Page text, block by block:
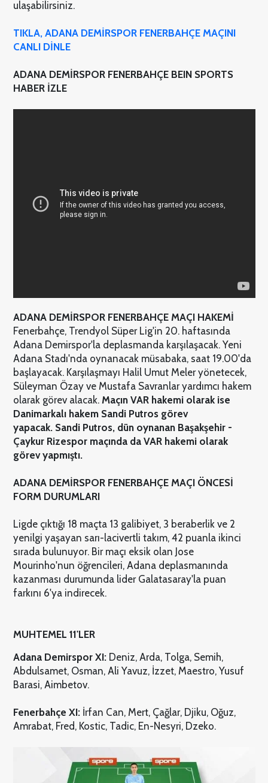
ulaşabilirsiniz.
TIKLA, ADANA DEMİRSPOR FENERBAHÇE MAÇINI
CANLI DİNLE
ADANA DEMİRSPOR FENERBAHÇE BEIN SPORTS
HABER İZLE
ADANA DEMİRSPOR FENERBAHÇE MAÇI HAKEMİ
Fenerbahçe, Trendyol Süper Lig'in 20. haftasında
Adana Demirspor'la deplasmanda karşılaşacak. Yeni
Adana Stadı'nda oynanacak müsabaka, saat 19.00'da
başlayacak. Karşılaşmayı Halil Umut Meler yönetecek,
Süleyman Özay ve Mustafa Savranlar yardımcı hakem
olarak görev alacak. Maçın VAR hakemi olarak ise
Danimarkalı hakem Sandi Putros görev
yapacak. Sandi Putros, dün oynanan Başakşehir -
Çaykur Rizespor maçında da VAR hakemi olarak
görev yapmıştı.
ADANA DEMİRSPOR FENERBAHÇE MAÇI ÖNCESİ
FORM DURUMLARI
Ligde çıktığı 18 maçta 13 galibiyet, 3 beraberlik ve 2
yenilgi yaşayan sarı-lacivertli takım, 42 puanla ikinci
sırada bulunuyor. Bir maçı eksik olan Jose
Mourinho'nun öğrencileri, Adana deplasmanında
kazanması durumunda lider Galatasaray'la puan
farkını 6'ya indirecek.
MUHTEMEL 11'LER
Adana Demirspor XI: Deniz, Arda, Tolga, Semih,
Abdulsamet, Osman, Ali Yavuz, İzzet, Maestro, Yusuf
Barasi, Aimbetov.
Fenerbahçe XI: İrfan Can, Mert, Çağlar, Djiku, Oğuz,
Amrabat, Fred, Kostic, Tadic, En-Nesyri, Dzeko.